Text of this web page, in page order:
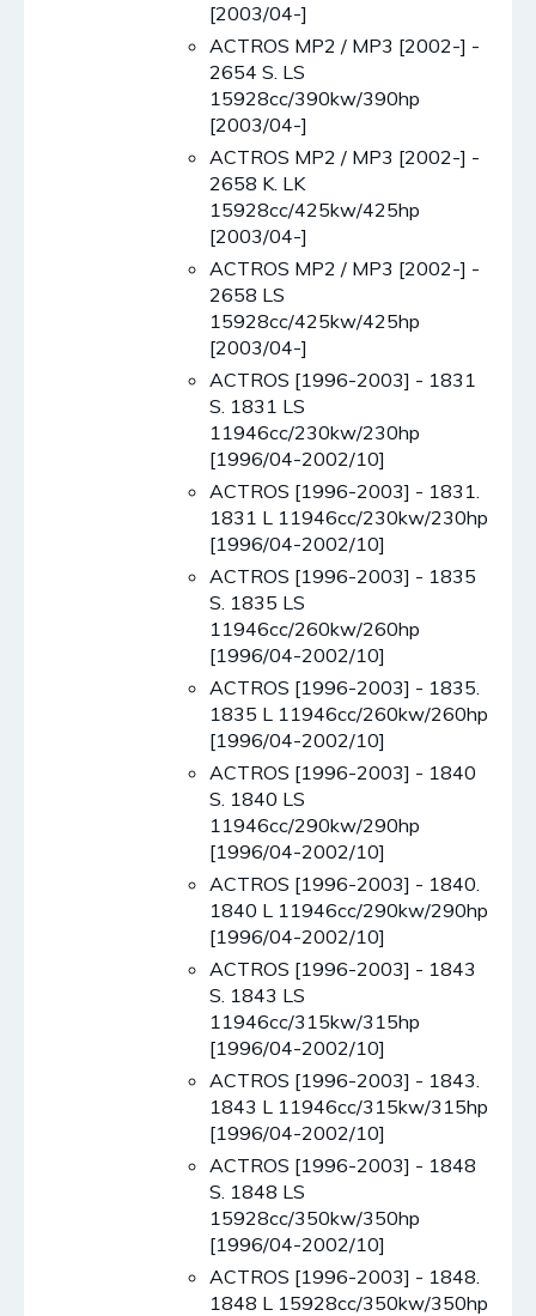
[2003/04-]
ACTROS MP2 / MP3 [2002-] -
2654 S. LS
15928cc/390kw/390hp
[2003/04-]
ACTROS MP2 / MP3 [2002-] -
2658 K. LK
15928cc/425kw/425hp
[2003/04-]
ACTROS MP2 / MP3 [2002-] -
2658 LS
15928cc/425kw/425hp
[2003/04-]
ACTROS [1996-2003] - 1831
S. 1831 LS
11946cc/230kw/230hp
[1996/04-2002/10]
ACTROS [1996-2003] - 1831.
1831 L 11946cc/230kw/230hp
[1996/04-2002/10]
ACTROS [1996-2003] - 1835
S. 1835 LS
11946cc/260kw/260hp
[1996/04-2002/10]
ACTROS [1996-2003] - 1835.
1835 L 11946cc/260kw/260hp
[1996/04-2002/10]
ACTROS [1996-2003] - 1840
S. 1840 LS
11946cc/290kw/290hp
[1996/04-2002/10]
ACTROS [1996-2003] - 1840.
1840 L 11946cc/290kw/290hp
[1996/04-2002/10]
ACTROS [1996-2003] - 1843
S. 1843 LS
11946cc/315kw/315hp
[1996/04-2002/10]
ACTROS [1996-2003] - 1843.
1843 L 11946cc/315kw/315hp
[1996/04-2002/10]
ACTROS [1996-2003] - 1848
S. 1848 LS
15928cc/350kw/350hp
[1996/04-2002/10]
ACTROS [1996-2003] - 1848.
1848 L 15928cc/350kw/350hp